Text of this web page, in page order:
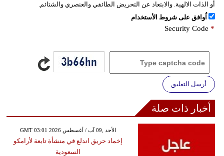
أو الذات الالهية. والابتعاد عن التحريض الطائفي والعنصري والشتائم.
اُوافق على شروط الأستخدام
Security Code *
أرسل التعليق
أخبار ذات صلة
GMT 03:01 2026 الأحد ,09 آب / أغسطس
إخماد حريق اندلع في منشأة تابعة لأرامكو
السعودية